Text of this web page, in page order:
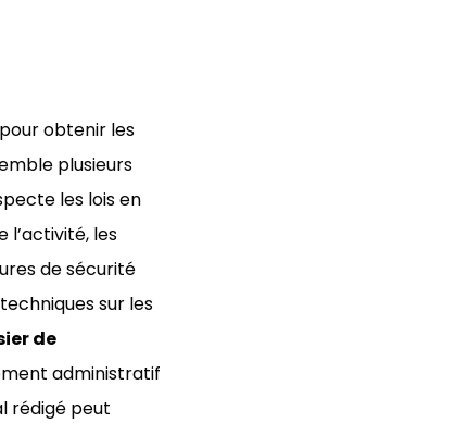
obtenir les
plusieurs
les lois en
l’activité, les
de sécurité
sur les
de
administratif
rédigé peut